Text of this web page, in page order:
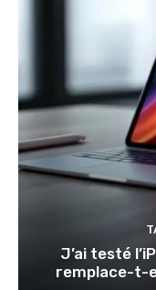
J’ai testé
remplace-t-